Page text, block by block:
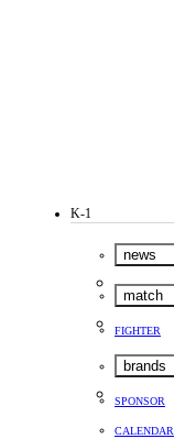
K-1
news
match
FIGHTER
brands
SPONSOR
CALENDAR